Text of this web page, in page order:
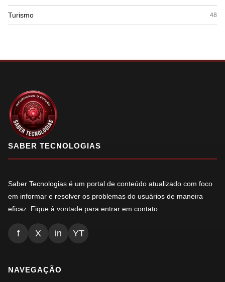
Turismo 48
SABER TECNOLOGIAS
Saber Tecnologias é um portal de conteúdo atualizado com foco
em informar e resolver os problemas do usuários de maneira
eficaz. Fique à vontade para entrar em contato.
f X in YT
NAVEGAÇÃO